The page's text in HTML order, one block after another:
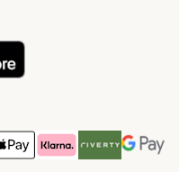
Method
Method
Method
Pay Payment Method
Klarna Payment Method
Riverty Payment
Google